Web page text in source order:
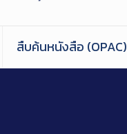
สืบค้นหนังสือ (OPAC)